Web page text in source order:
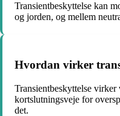
Transientbeskyttelse kan
og jorden, og mellem
Hvordan virker
Transientbeskyttelse
kortslutningsveje for
det.